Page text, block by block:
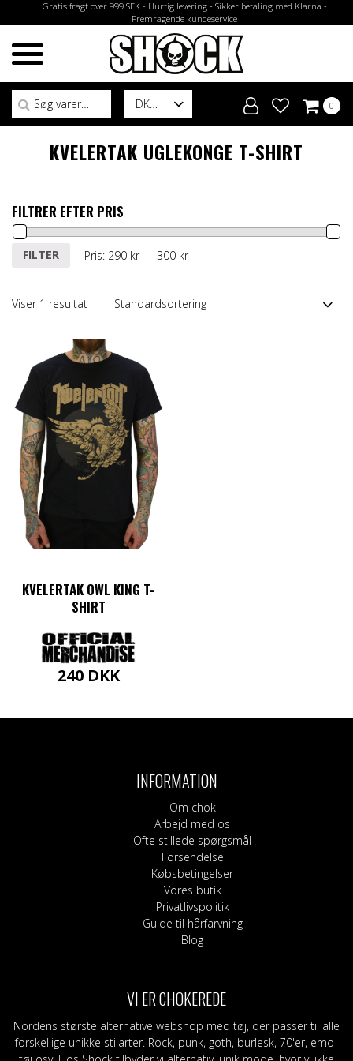
Gratis fragt over 999 SEK - Hurtig levering - Sikker betaling med Klarna -
Fremragende kundeservice
DK
Søg efter:
0
KVELERTAK UGLEKONGE T-SHIRT
FILTRER EFTER PRIS
Mindste
Højeste
FILTER Pris: 290 kr— 300 kr
Viser 1 resultat
KVELERTAK OWL KING T-
SHIRT
240 DKK
Mulighederne
varesiden
INFORMATION
Om chok
Arbejd med os
Ofte stillede spørgsmål
Forsendelse
Købsbetingelser
Vores butik
Privatlivspolitik
Guide til hårfarvning
Blog
VI ER CHOKEREDE
Nordens største alternative webshop med tøj, der passer til alle
forskellige unikke stilarter. Rock, punk, goth, burlesk, 70'er, emo-